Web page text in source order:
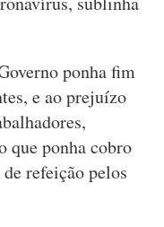
ponha fim
e ao prejuízo
que ponha cobro
refeição pelos